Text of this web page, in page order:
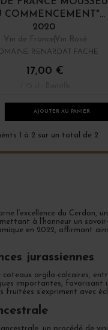
COMMENCEMENT"...
2020
Vin de France Vin Rosé
RENARDAT FACHE
17,00 €
AJOUTER AU PANIER
1 à 2 sur un total de 2
l’excellence du Cerdon,
à l’honneur un
en 2022, affirmant
jurassiennes
coteaux argilo-calcaires,
importantes,
s’expriment avec